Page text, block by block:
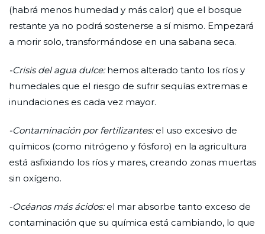
(habrá menos humedad y más calor) que el bosque
restante ya no podrá sostenerse a sí mismo. Empezará
a morir solo, transformándose en una sabana seca.
-Crisis del agua dulce:hemos alterado tanto los ríos y
humedales que el riesgo de sufrir sequías extremas e
inundaciones es cada vez mayor.
-Contaminación por fertilizantes:el uso excesivo de
químicos (como nitrógeno y fósforo) en la agricultura
está asfixiando los ríos y mares, creando zonas muertas
sin oxígeno.
-Océanos más ácidos:el mar absorbe tanto exceso de
contaminación que su química está cambiando, lo que